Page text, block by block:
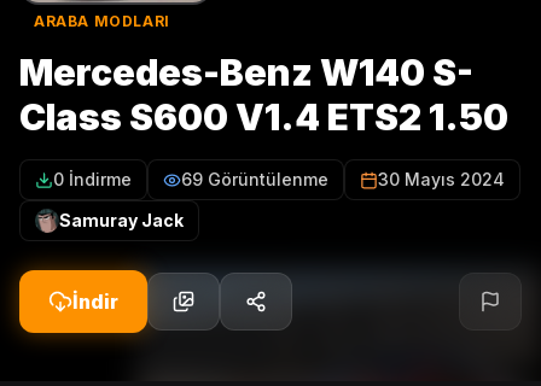
ARABA MODLARI
Mercedes-Benz W140 S-
Class S600 V1.4 ETS2 1.50
0 İndirme 69 Görüntülenme
30 Mayıs 2024
Samuray Jack
İndir